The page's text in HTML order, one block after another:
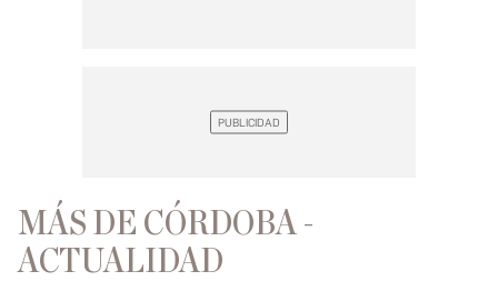
MÁS DE CÓRDOBA -
ACTUALIDAD